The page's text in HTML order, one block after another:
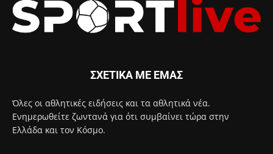
ΣΧΕΤΙΚΑ ΜΕ ΕΜΑΣ
Όλες οι αθλητικές ειδήσεις και τα αθλητικά νέα.
Ενημερωθείτε ζωντανά για ότι συμβαίνει τώρα στην
Ελλάδα και τον Κόσμο.